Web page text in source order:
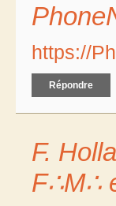
https://
Répondre
F.
F∴M∴